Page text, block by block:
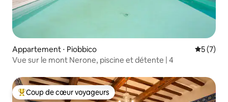
Appartement ⋅ Piobbico
5 (7)
Vue sur le mont Nerone, piscine et détente | 4
Coups de cœur voyageurs les plus appréciés
Coup de cœur voyageurs